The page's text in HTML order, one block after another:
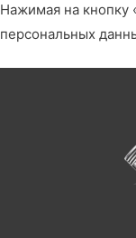
Нажимая на кнопку
персональных